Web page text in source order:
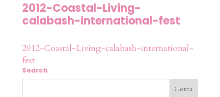
2012-Coastal-Living-
calabash-international-fest
2012-Coastal-Living-calabash-international-
fest
Search